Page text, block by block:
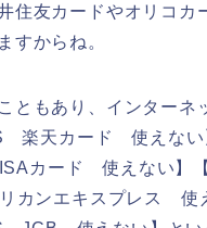
住友カードやオリコカ
すからね。
ともあり、インターネ
楽天カード 使えない
カード 使えない】
カンエキスプレス 使